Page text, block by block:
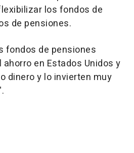
los fondos de
de pensiones.
fondos de pensiones
en Estados Unidos y
dinero y lo invierten muy